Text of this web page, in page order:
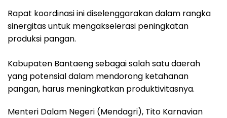
Rapat koordinasi ini diselenggarakan dalam rangka
sinergitas untuk mengakselerasi peningkatan
produksi pangan.
Kabupaten Bantaeng sebagai salah satu daerah
yang potensial dalam mendorong ketahanan
pangan, harus meningkatkan produktivitasnya.
Menteri Dalam Negeri (Mendagri), Tito Karnavian